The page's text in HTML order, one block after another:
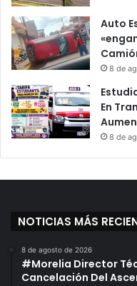
Auto
8 de
En
8 de
NOTICIAS MÁS
8 de agosto de 2026
#Morelia Director
Cancelación Del